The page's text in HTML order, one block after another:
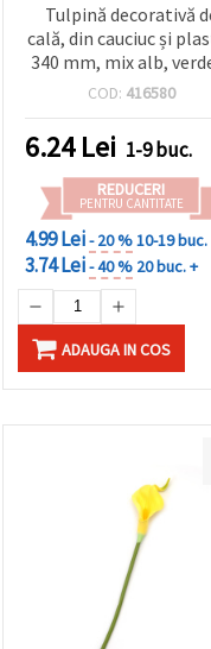
Tulpină decorativă
cală, din cauciuc și
340 mm, mix alb,
roz
COD: 416580
6.24Lei 1-9 buc.
REDUCERI
PENTRU CANTITATE
4.99 Lei- 20 %10-19 buc.
3.74 Lei- 40 % 20 buc. +
ADAUGA IN COS